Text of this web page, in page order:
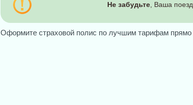
Не забудьте, Ваша
Оформите страховой полис по лучшим тарифам прямо